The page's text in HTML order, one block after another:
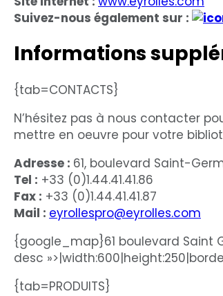
Suivez-nous également sur :
Informations
{tab=CONTACTS}
N’hésitez pas à nous contacter
mettre en oeuvre pour votre
Adresse : 61, boulevard Saint-
Tel : +33 (0)1.44.41.41.86
Fax : +33 (0)1.44.41.41.87
Mail : eyrollespro@eyrolles.com
{google_map}61 boulevard Saint
desc
{tab=PRODUITS}